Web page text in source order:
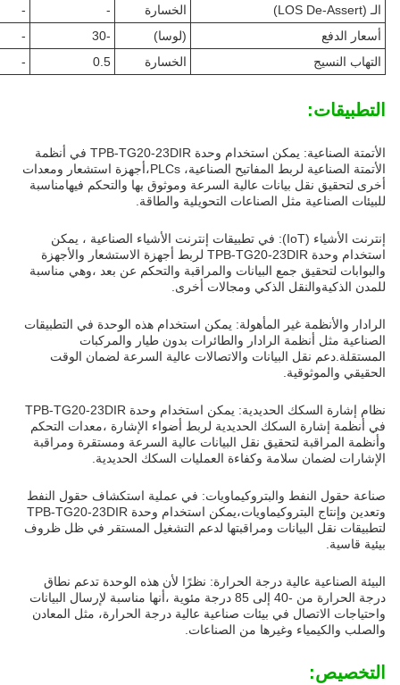
الـ (LOS De-Assert)
الخسارة -
-
أسعار الدفع
(لوسا) -30
-
التهاب النسيج
الخسارة 0.5
-
التطبيقات:
الأتمتة الصناعية: يمكن استخدام وحدة TPB-TG20-23DIR في أنظمة
الأتمتة الصناعية لربط المفاتيح الصناعية، PLCs،أجهزة استشعار ومعدات
أخرى لتحقيق نقل بيانات عالية السرعة وموثوق بها والتحكم فيهامناسبة
للبيئات الصناعية مثل الصناعات التحويلية والطاقة.
إنترنت الأشياء (IoT): في تطبيقات إنترنت الأشياء الصناعية ، يمكن
استخدام وحدة TPB-TG20-23DIR لربط أجهزة الاستشعار والأجهزة
والبوابات لتحقيق جمع البيانات والمراقبة والتحكم عن بعد ،وهي مناسبة
للمدن الذكيةوالنقل الذكي ومجالات أخرى.
الرادار والأنظمة غير المأهولة: يمكن استخدام هذه الوحدة في التطبيقات
الصناعية مثل أنظمة الرادار والطائرات بدون طيار والمركبات
المستقلة.دعم نقل البيانات والاتصالات عالية السرعة لضمان الوقت
الحقيقي والموثوقية.
نظام إشارة السكك الحديدية: يمكن استخدام وحدة TPB-TG20-23DIR
في أنظمة إشارة السكك الحديدية لربط أضواء الإشارة ،معدات التحكم
وأنظمة المراقبة لتحقيق نقل البيانات عالية السرعة ومستقرة ومراقبة
الإشارات لضمان سلامة وكفاءة العمليات السكك الحديدية.
صناعة حقول النفط والبتروكيماويات: في عملية استكشاف حقول النفط
وتعدين وإنتاج البتروكيماويات،يمكن استخدام وحدة TPB-TG20-23DIR
لتطبيقات نقل البيانات ومراقبتها لدعم التشغيل المستقر في ظل ظروف
بيئية قاسية.
البيئة الصناعية عالية درجة الحرارة: نظرًا لأن هذه الوحدة تدعم نطاق
درجة الحرارة من -40 إلى 85 درجة مئوية ،أنها مناسبة لإرسال البيانات
واحتياجات الاتصال في بيئات صناعية عالية درجة الحرارة، مثل المعادن
والصلب والكيمياء وغيرها من الصناعات.
التخصيص: